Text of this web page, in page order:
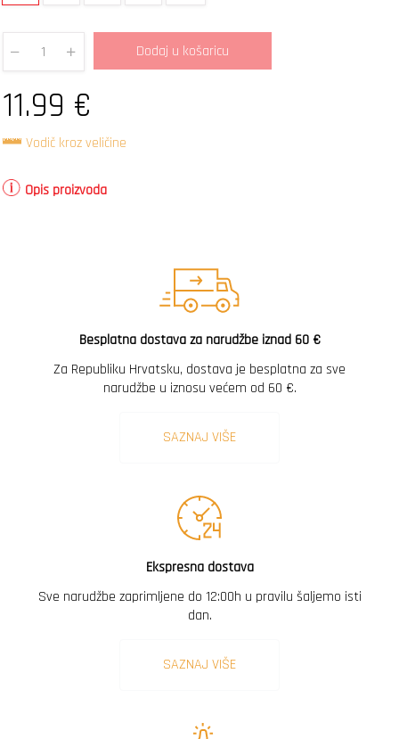
Quantity
Dodaj u košaricu
11.99 €
Vodič kroz veličine
Opis proizvoda
Besplatna dostava za narudžbe iznad 60 €
Za Republiku Hrvatsku, dostava je besplatna za sve
narudžbe u iznosu većem od 60 €.
SAZNAJ VIŠE
Ekspresna dostava
Sve narudžbe zaprimljene do 12:00h u pravilu šaljemo isti
dan.
SAZNAJ VIŠE